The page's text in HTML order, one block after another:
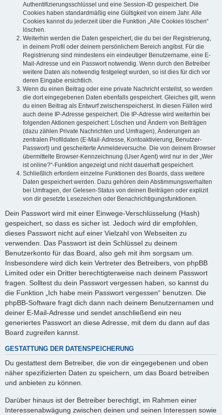
Authentifizierungsschlüssel und eine Session-ID gespeichert. Die
Cookies haben standardmäßig eine Gültigkeit von einem Jahr. Alle
Cookies kannst du jederzeit über die Funktion „Alle Cookies löschen“
löschen.
Weiterhin werden die Daten gespeichert, die du bei der Registrierung,
in deinem Profil oder deinem persönlichem Bereich angibst. Für die
Registrierung sind mindestens ein eindeutiger Benutzername, eine E-
Mail-Adresse und ein Passwort notwendig. Wenn durch den Betreiber
weitere Daten als notwendig festgelegt wurden, so ist dies für dich vor
deren Eingabe ersichtlich.
Wenn du einen Beitrag oder eine private Nachricht erstellst, so werden
die dort eingegebenen Daten ebenfalls gespeichert. Gleiches gilt, wenn
du einen Beitrag als Entwurf zwischenspeicherst. In diesen Fällen wird
auch deine IP-Adresse gespeichert. Die IP-Adresse wird weiterhin bei
folgenden Aktionen gespeichert: Löschen und Ändern von Beiträgen
(dazu zählen Private Nachrichten und Umfragen), Änderungen an
zentralen Profildaten (E-Mail-Adresse, Kontoaktivierung, Benutzer-
Passwort) und gescheiterte Anmeldeversuche. Die von deinem Browser
übermittelte Browser-Kennzeichnung (User Agent) wird nur in der „Wer
ist online?“-Funktion angezeigt und nicht dauerhaft gespeichert.
Schließlich erfordern einzelne Funktionen des Boards, dass weitere
Daten gespeichert werden. Dazu gehören dein Abstimmungsverhalten
bei Umfragen, der Gelesen-Status von deinen Beiträgen oder explizit
von dir gesetzte Lesezeichen oder Benachrichtigungsfunktionen.
Dein Passwort wird mit einer Einwege-Verschlüsselung (Hash)
gespeichert, so dass es sicher ist. Jedoch wird dir empfohlen,
dieses Passwort nicht auf einer Vielzahl von Webseiten zu
verwenden. Das Passwort ist dein Schlüssel zu deinem
Benutzerkonto für das Board, also geh mit ihm sorgsam um.
Insbesondere wird dich kein Vertreter des Betreibers, von phpBB
Limited oder ein Dritter berechtigterweise nach deinem Passwort
fragen. Solltest du dein Passwort vergessen haben, so kannst du
die Funktion „Ich habe mein Passwort vergessen“ benutzen. Die
phpBB-Software fragt dich dann nach deinem Benutzernamen und
deiner E-Mail-Adresse und sendet anschließend ein neu
generiertes Passwort an diese Adresse, mit dem du dann auf das
Board zugreifen kannst.
GESTATTUNG DER DATENSPEICHERUNG
Du gestattest dem Betreiber, die von dir eingegebenen und oben
näher spezifizierten Daten zu speichern, um das Board betreiben
und anbieten zu können.
Darüber hinaus ist der Betreiber berechtigt, im Rahmen einer
Interessenabwägung zwischen deinen und seinen Interessen sowie